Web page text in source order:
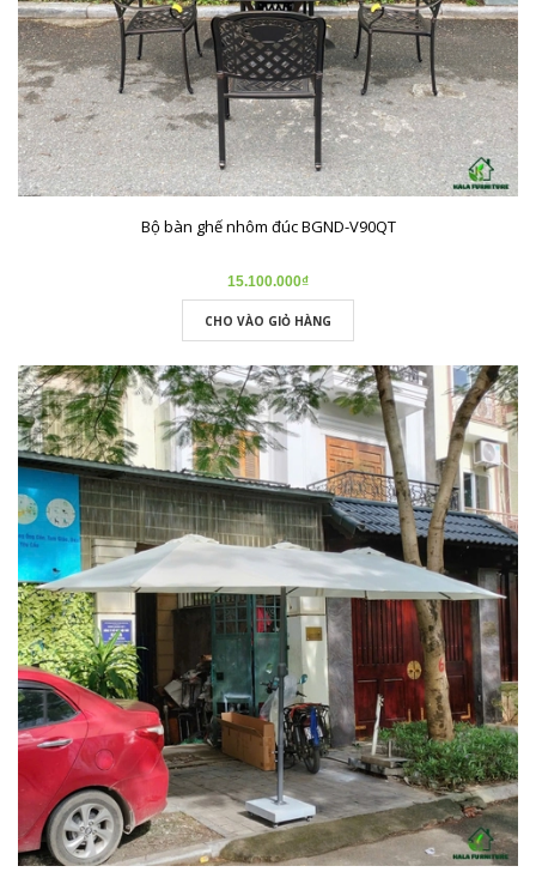
Bộ bàn ghế nhôm đúc BGND-V90QT
15.100.000₫
CHO VÀO GIỎ HÀNG